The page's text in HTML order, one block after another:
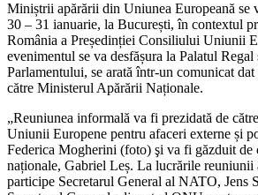
Miniștrii apărării din Uniunea Europeană se
30 – 31 ianuarie, la București, în contextul
România a Președinției Consiliului Uniunii
evenimentul se va desfășura la Palatul Regal
Parlamentului, se arată într-un comunicat
către Ministerul Apărării Naționale.
„Reuniunea informală va fi prezidată de
Uniunii Europene pentru afaceri externe și
Federica Mogherini (foto) şi va fi găzduit de
naționale, Gabriel Leș. La lucrările reuniunii
participe Secretarul General al NATO, Jens